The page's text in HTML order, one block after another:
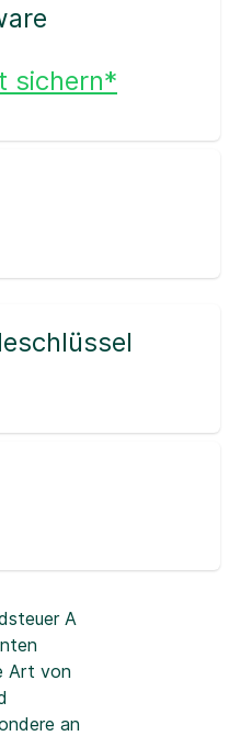
sichern*
A
Art von
an